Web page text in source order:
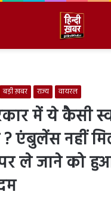
बड़ी ख़बर राज्य वायरल
में ये कैसी
एंबुलेंस नहीं
ले जाने को